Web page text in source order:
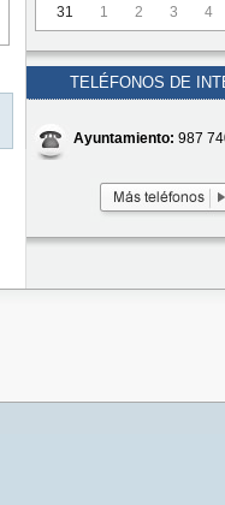
31
1 2 3 4
TELÉFONOS DE
Ayuntamiento: 987